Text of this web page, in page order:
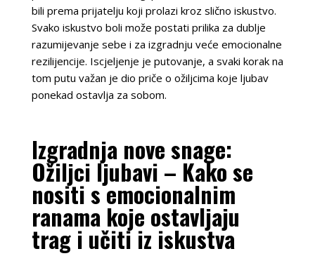
bili prema prijatelju koji prolazi kroz slično iskustvo.
Svako iskustvo boli može postati prilika za dublje
razumijevanje sebe i za izgradnju veće emocionalne
rezilijencije. Iscjeljenje je putovanje, a svaki korak na
tom putu važan je dio priče o ožiljcima koje ljubav
ponekad ostavlja za sobom.
Izgradnja nove snage:
Ožiljci ljubavi – Kako se
nositi s emocionalnim
ranama koje ostavljaju
trag i učiti iz iskustva